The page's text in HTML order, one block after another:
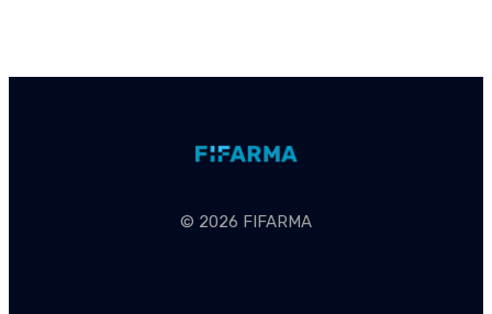
© 2026 FIFARMA